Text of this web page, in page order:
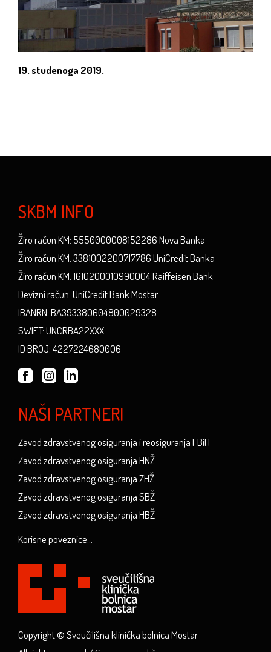
19. studenoga 2019.
SKBM INFO
Žiro račun KM: 5550000008152286 Nova Banka
Žiro račun KM: 3381002200717786 UniCredit Banka
Žiro račun KM: 1610200010990004 Raiffeisen Bank
Devizni račun: UniCredit Bank Mostar
IBANRN: BA393380604800029328
SWIFT: UNCRBA22XXX
ID BROJ: 4227224680006
NAŠI PARTNERI
Zavod zdravstvenog osiguranja i reosiguranja FBiH
Zavod zdravstvenog osiguranja HNŽ
Zavod zdravstvenog osiguranja ZHŽ
Zavod zdravstvenog osiguranja SBŽ
Zavod zdravstvenog osiguranja HBŽ
Korisne poveznice...
Copyright © Sveučilišna klinička bolnica Mostar